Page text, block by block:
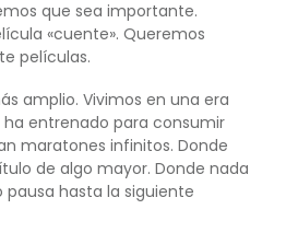
que sea importante.
«cuente». Queremos
películas.
amplio. Vivimos en una era
entrenado para consumir
maratones infinitos. Donde
de algo mayor. Donde nada
hasta la siguiente